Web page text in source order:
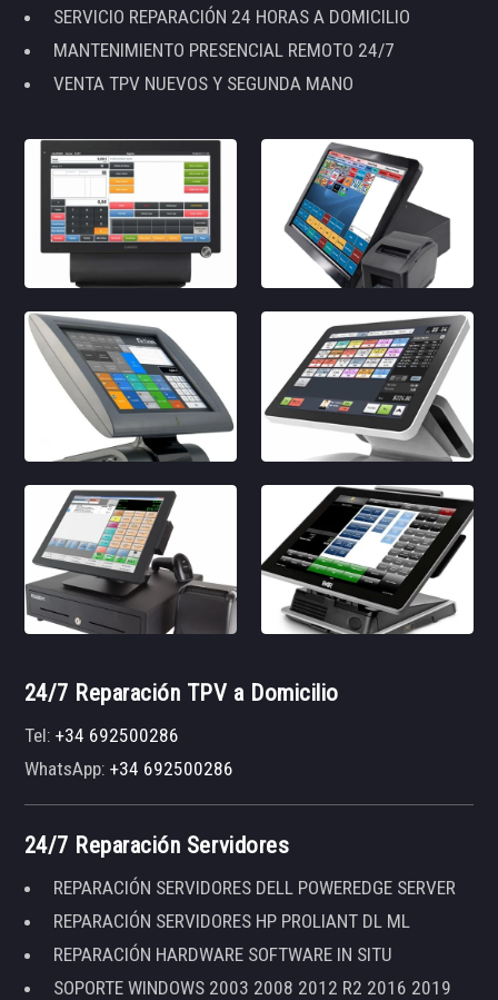
SERVICIO REPARACIÓN 24 HORAS A DOMICILIO
MANTENIMIENTO PRESENCIAL REMOTO 24/7
VENTA TPV NUEVOS Y SEGUNDA MANO
24/7 Reparación TPV a Domicilio
Tel:+34 692500286
WhatsApp:+34 692500286
24/7 Reparación Servidores
REPARACIÓN SERVIDORES DELL POWEREDGE SERVER
REPARACIÓN SERVIDORES HP PROLIANT DL ML
REPARACIÓN HARDWARE SOFTWARE IN SITU
SOPORTE WINDOWS 2003 2008 2012 R2 2016 2019